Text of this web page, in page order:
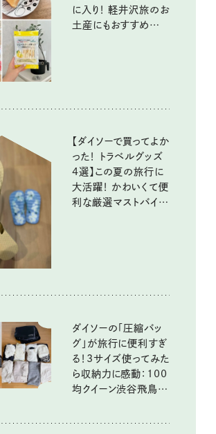
に入り！ 軽井沢旅のお
土産にもおすすめのお
【ダイソーで買ってよか
った！ トラベルグッズ
4選】この夏の旅行に
大活躍！ かわいくて便
利な厳選マストバイア
ダイソーの「圧縮バッ
グ」が旅行に便利すぎ
る！3サイズ使ってみた
ら収納力に感動：100
均クイーン渋谷飛鳥の